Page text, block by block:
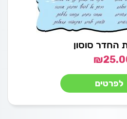
החדר סוסון
₪
לפרטים